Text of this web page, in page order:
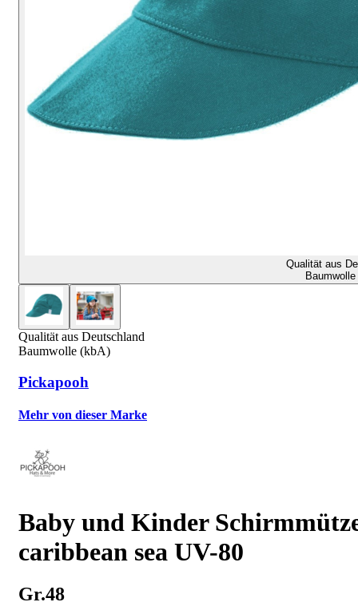
Qualität aus
Qualität aus Deutschland
Baumwolle (kbA)
Pickapooh
Mehr von dieser Marke
Baby und Kinder
caribbean sea UV-80
Gr.48